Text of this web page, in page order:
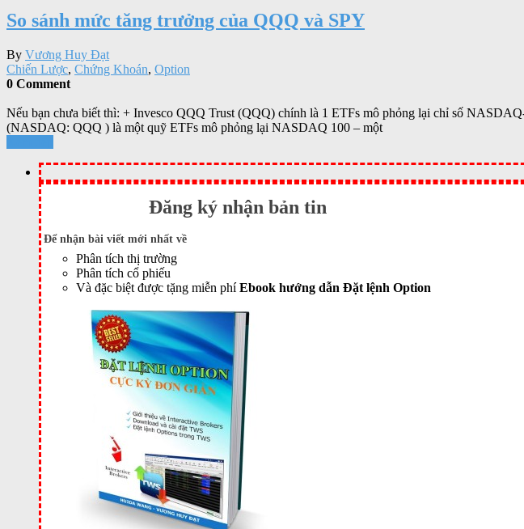
So sánh mức tăng trưởng của QQQ và SPY
By Vương Huy Đạt
Chiến Lược, Chứng Khoán, Option
0 Comment
Nếu bạn chưa biết thì: + Invesco QQQ Trust (QQQ) chính là 1 ETFs mô phỏng lại chỉ số
(NASDAQ: QQQ ) là một quỹ ETFs mô phỏng lại NASDAQ 100 – một
Đăng ký nhận bản tin
Để nhận bài viết mới nhất về
Phân tích thị trường
Phân tích cổ phiếu
Và đặc biệt được tặng miễn phíEbook hướng dẫn Đặt lệnh Option